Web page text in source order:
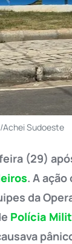
Achei Sudoeste
(29)
. A
da
Polícia